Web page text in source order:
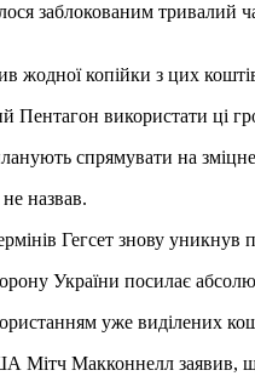
заблокованим тривалий
жодної копійки з цих
Пентагон використати ці
спрямувати на
назвав.
Гегсет знову уникнув
України посилає
уже виділених
Мітч Макконнелл заявив,